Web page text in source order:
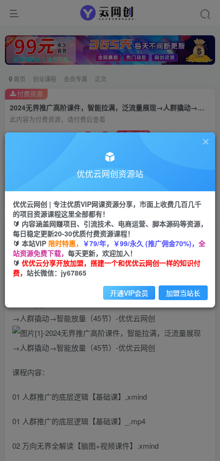
首页 创业课程 会员专属 正文
2024无界推广高阶课件，智能拉满，泛流量展现→人群撬动→智能放量（45节）
此内容为付费资源，请付费后查看
9.9 限时特惠
立即购买
付费资源
2024无界推广高阶课件，智能拉满，泛流量展现
→人群撬动→智能放量（45节）
优优云网创
2年前更新
关注 私信
415 52
课程内容：
01 人群推广的底层逻辑【基础课】,xmind
01 人群推广的底层逻辑【基础课】_.mp4
02 万向无界全解读【脑图+视频课件】.xmind
优优云网创资源站
优优云网创 | 专注优质VIP网课资源分享，市面上收费几百几千
的项目资源课程这里全部都有！
🔰 内容涵盖网赚项目、引流技术、电商运营、脚本源码等资源，
每日稳定更新20-30优质付费资源课程！
🔰 本站VIP 限时特惠， ￥79/年，￥99/永久 (推广佣金70%)， 全
站资源免费下载， 每天更新，欢迎加入！
🔰 优优云分享开放加盟，搭建一个和优优云网创一样的知识付
费， 站长微信：jy67865
开通VIP会员 加盟当站长